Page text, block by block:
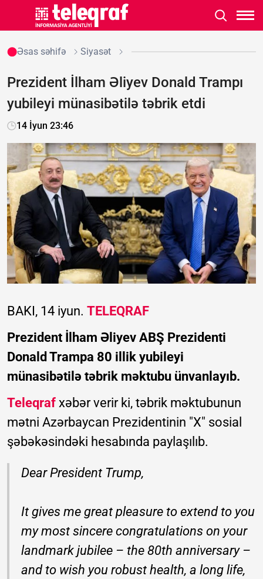
Əsas səhifə Siyasət
Prezident İlham Əliyev Donald Trampı
yubileyi münasibətilə təbrik etdi
14 İyun 23:46
BAKI, 14 iyun. TELEQRAF
Prezident İlham Əliyev ABŞ Prezidenti
Donald Trampa 80 illik yubileyi
münasibətilə təbrik məktubu ünvanlayıb.
Teleqraf xəbər verir ki, təbrik məktubunun
mətni Azərbaycan Prezidentinin "X" sosial
şəbəkəsindəki hesabında paylaşılıb.
Dear President Trump,
It gives me great pleasure to extend to you
my most sincere congratulations on your
landmark jubilee – the 80th anniversary –
and to wish you robust health, a long life,